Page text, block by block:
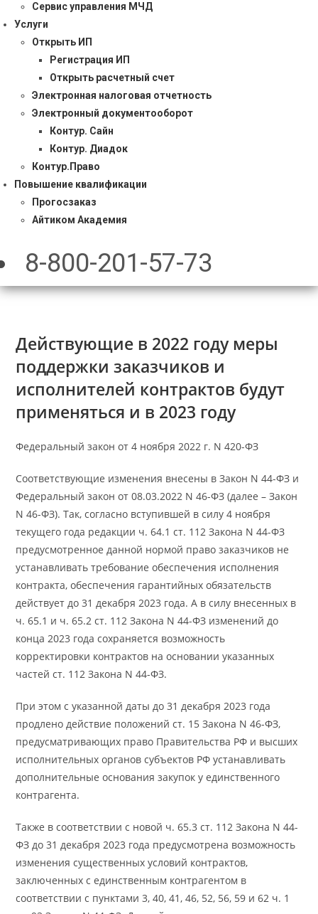
Сервис управления МЧД
Услуги
Открыть ИП
Регистрация ИП
Открыть расчетный счет
Электронная налоговая отчетность
Электронный документооборот
Контур. Сайн
Контур. Диадок
Контур.Право
Повышение квалификации
Прогосзаказ
Айтиком Академия
8-800-201-57-73
Действующие в 2022 году меры
поддержки заказчиков и
исполнителей контрактов будут
применяться и в 2023 году
Федеральный закон от 4 ноября 2022 г. N 420-ФЗ
Соответствующие изменения внесены в Закон N 44-ФЗ и
Федеральный закон от 08.03.2022 N 46-ФЗ (далее – Закон
N 46-ФЗ). Так, согласно вступившей в силу 4 ноября
текущего года редакции ч. 64.1 ст. 112 Закона N 44-ФЗ
предусмотренное данной нормой право заказчиков не
устанавливать требование обеспечения исполнения
контракта, обеспечения гарантийных обязательств
действует до 31 декабря 2023 года. А в силу внесенных в
ч. 65.1 и ч. 65.2 ст. 112 Закона N 44-ФЗ изменений до
конца 2023 года сохраняется возможность
корректировки контрактов на основании указанных
частей ст. 112 Закона N 44-ФЗ.
При этом с указанной даты до 31 декабря 2023 года
продлено действие положений ст. 15 Закона N 46-ФЗ,
предусматривающих право Правительства РФ и высших
исполнительных органов субъектов РФ устанавливать
дополнительные основания закупок у единственного
контрагента.
Также в соответствии с новой ч. 65.3 ст. 112 Закона N 44-
ФЗ до 31 декабря 2023 года предусмотрена возможность
изменения существенных условий контрактов,
заключенных с единственным контрагентом в
соответствии с пунктами 3, 40, 41, 46, 52, 56, 59 и 62 ч. 1